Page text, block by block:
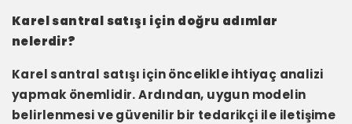
Karel santral satışı için doğru adımlar
nelerdir?
Karel santral satışı için öncelikle ihtiyaç analizi
yapmak önemlidir. Ardından, uygun modelin
belirlenmesi ve güvenilir bir tedarikçi ile iletişime